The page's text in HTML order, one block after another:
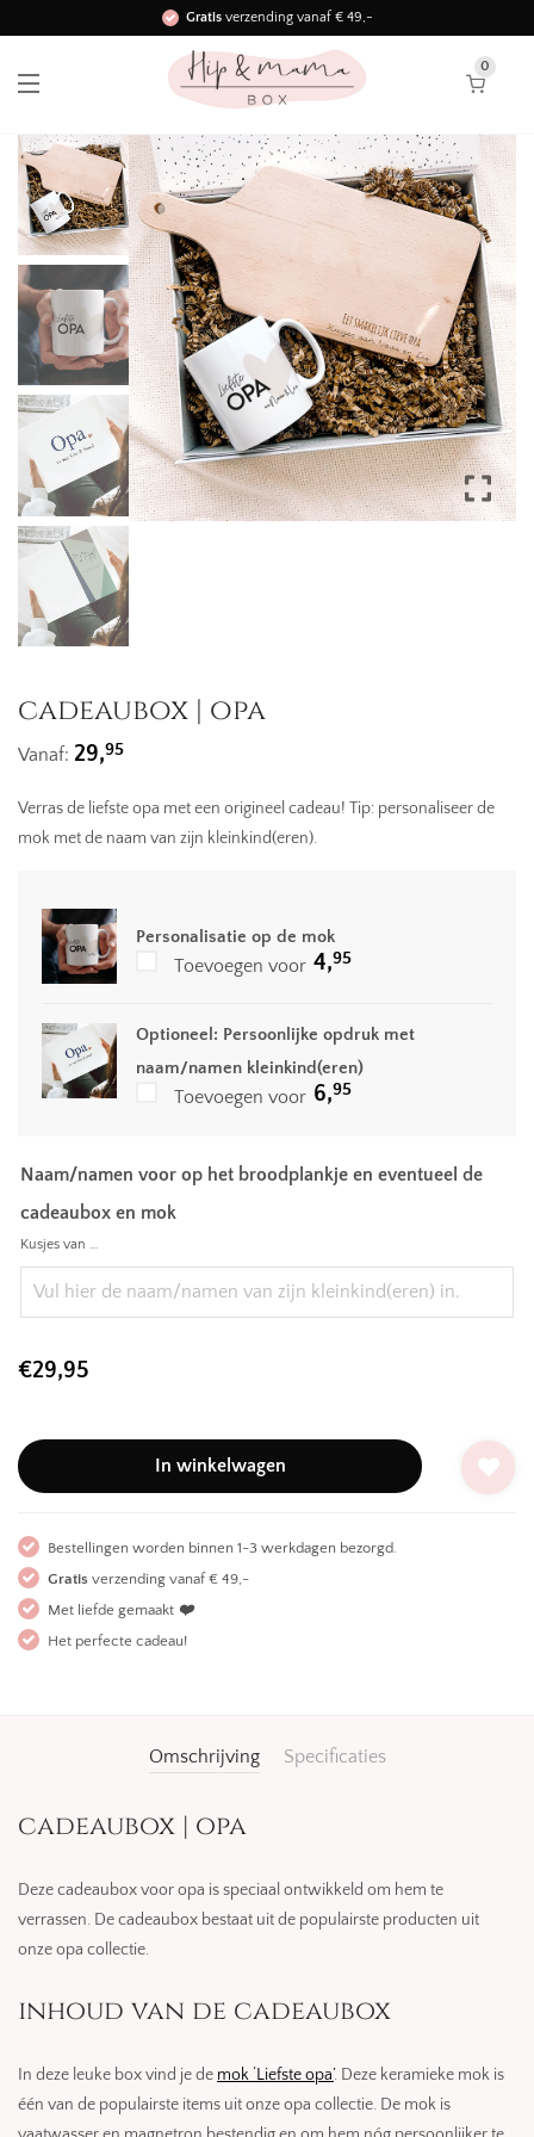
Gratisverzending vanaf € 49,-
Binnen 3 werkdagen in huis!
0
cadeaubox | opa
Vanaf: 29,95
Verras de liefste opa met een origineel cadeau! Tip: personaliseer de
mok met de naam van zijn kleinkind(eren).
Personalisatie op de mok
Toevoegen voor 4,95
Optioneel: Persoonlijke opdruk met
naam/namen kleinkind(eren)
Toevoegen voor 6,95
Naam/namen voor op het broodplankje en eventueel de
cadeaubox en mok
Kusjes van …
€29,95
In winkelwagen
Bestellingen worden binnen 1-3 werkdagen bezorgd.
Gratis verzending vanaf € 49,-
Met liefde gemaakt ❤️
Het perfecte cadeau!
Omschrijving Specificaties
cadeaubox | opa
Deze cadeaubox voor opa is speciaal ontwikkeld om hem te
verrassen. De cadeaubox bestaat uit de populairste producten uit
onze opa collectie.
inhoud van de cadeaubox
In deze leuke box vind je de mok ‘Liefste opa’. Deze keramieke mok is
één van de populairste items uit onze opa collectie. De mok is